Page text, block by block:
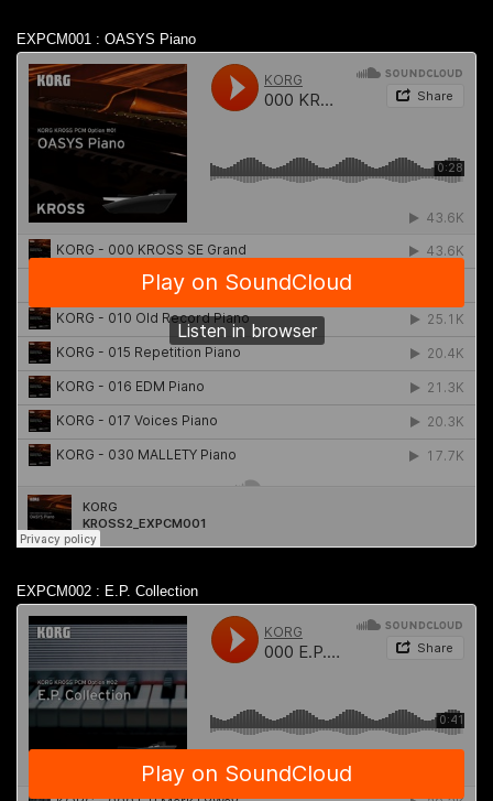
EXPCM001 : OASYS Piano
EXPCM002 : E.P. Collection